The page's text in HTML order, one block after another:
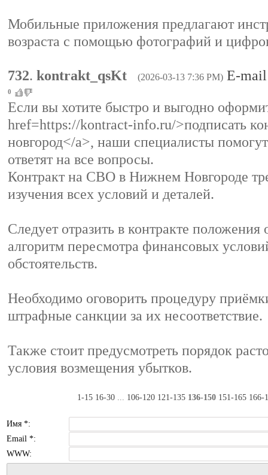
Мобильные приложения предлагают
возраста с помощью фотографий и
732. kontrakt_qsKt (2026-03-13 7:36 PM) E-mail
0
Если вы хотите быстро и выгодно
href=https://kontract-info.ru/>подписать
новгород</a>, наши специалисты
ответят на все вопросы.
Контракт на СВО в Нижнем Новгороде
изучения всех условий и деталей.
Следует отразить в контракте
алгоритм пересмотра финансовых
обстоятельств.
Необходимо оговорить процедуру
штрафные санкции за их несоответствие.
Также стоит предусмотреть порядок
условия возмещения убытков.
1-15 16-30 ... 106-120 121-135 136-150 151-165 166-
Имя *:
Email *:
WWW: